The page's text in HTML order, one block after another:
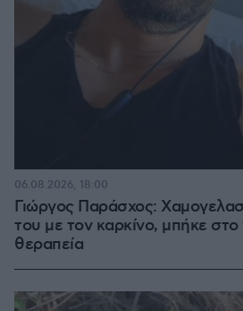
Γιώργος Παράσχος:
του με τον καρκίνο, μπήκε στο
θεραπεία
06.08.2026, 18:00